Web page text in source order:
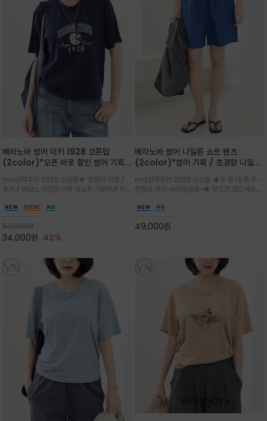
베라노바 썸머 미키 1928 코튼탑
(2color)*오픈 바로 할인 썸머 기획
★ 한정수량 제작 ★ 오가닉 코튼으로
빈티지 프린트로 여름 하의와 모두 잘어
울리는 그래픽
md강력추천 2026 신상품★ 핫썸머 여행 /
휴가 / 바캉스 시즌엔 더욱 필요한 기분전환 빈티
키 컬러 위에 빈티지한 크랙 효과의 레트로 감성
완성
59,000원
34,000원 42%
베라노바 썸머 나일론 쇼트 팬츠
(2color)*썸머 기획 / 초경량 나일론
가벼운 아이템 / 여행 / 일상 / 운동 모
두 가능한 아이템
md강력추천 2026 신상품 ★주.문.대.폭.주 -
전컬러 인기~순차발송중~★ 무조건 입으세요~~
입니다^^가볍고 드라이한 터치감의 나일론 소
룩, 모임룩, 데일리룩까지 다양하게
49,000원